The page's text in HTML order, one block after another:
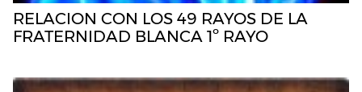
RELACION CON LOS 49 RAYOS DE LA
FRATERNIDAD BLANCA 1º RAYO